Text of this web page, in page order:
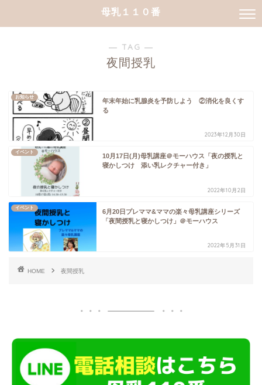
母乳１１０番
― TAG ―
夜間授乳
お知らせ
年末年始に乳腺炎を予防しよう ②消化を良くす
る
2023年12月30日
イベント
10月17日(月)母乳講座＠モーハウス「夜の授乳と
寝かしつけ 添い乳レクチャー付き」
2022年10月2日
イベント
6月20日プレママ&ママの楽々母乳講座シリーズ
「夜間授乳と寝かしつけ」＠モーハウス
2022年5月31日
HOME 夜間授乳